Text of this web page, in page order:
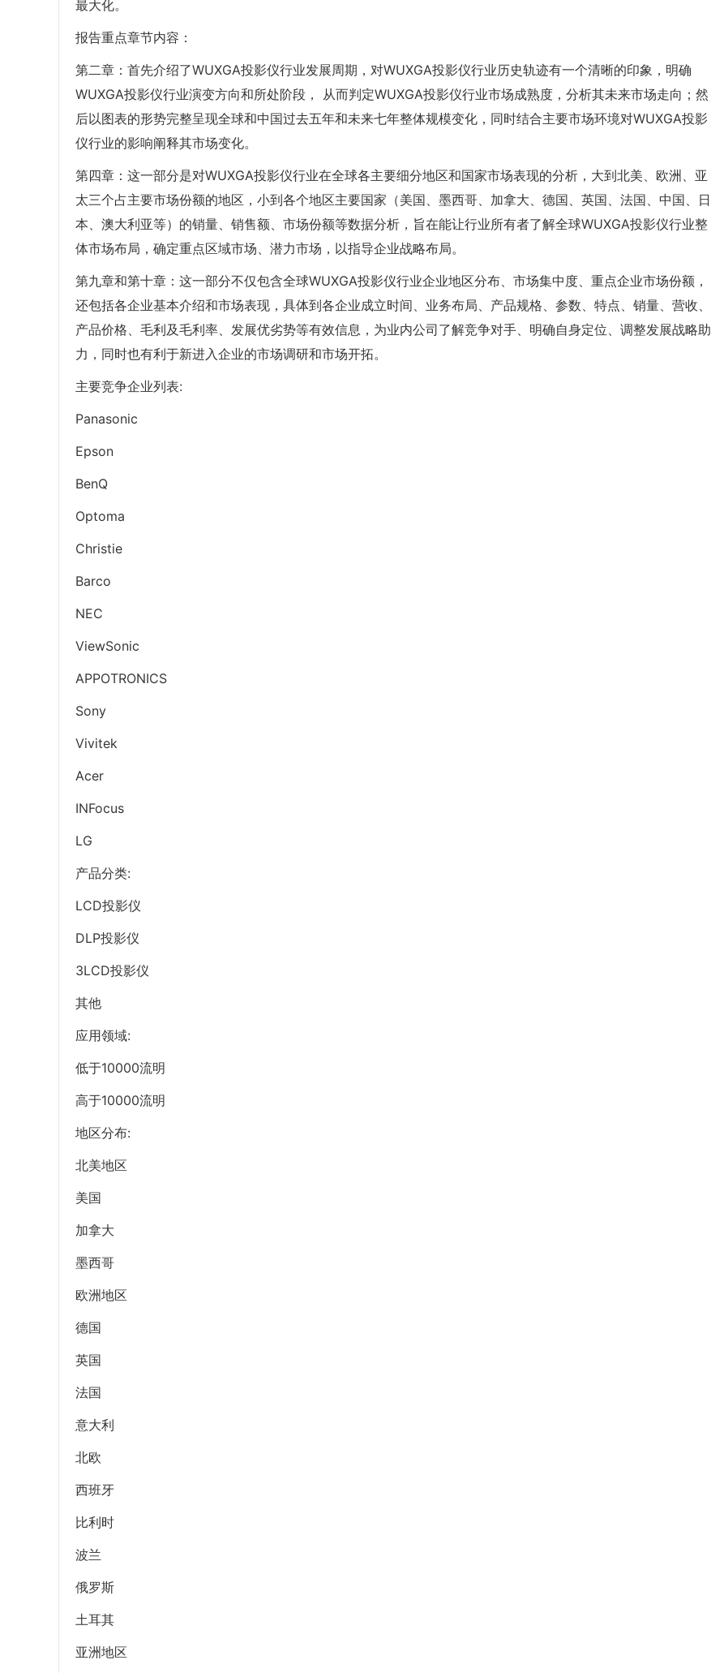
最大化。
报告重点章节内容：
第二章：首先介绍了WUXGA投影仪行业发展周期，对WUXGA投影仪行业历史轨迹有一个清晰的印象，明确
WUXGA投影仪行业演变方向和所处阶段， 从而判定WUXGA投影仪行业市场成熟度，分析其未来市场走向；然
后以图表的形势完整呈现全球和中国过去五年和未来七年整体规模变化，同时结合主要市场环境对WUXGA投影
仪行业的影响阐释其市场变化。
第四章：这一部分是对WUXGA投影仪行业在全球各主要细分地区和国家市场表现的分析，大到北美、欧洲、亚
太三个占主要市场份额的地区，小到各个地区主要国家（美国、墨西哥、加拿大、德国、英国、法国、中国、日
本、澳大利亚等）的销量、销售额、市场份额等数据分析，旨在能让行业所有者了解全球WUXGA投影仪行业整
体市场布局，确定重点区域市场、潜力市场，以指导企业战略布局。
第九章和第十章：这一部分不仅包含全球WUXGA投影仪行业企业地区分布、市场集中度、重点企业市场份额，
还包括各企业基本介绍和市场表现，具体到各企业成立时间、业务布局、产品规格、参数、特点、销量、营收、
产品价格、毛利及毛利率、发展优劣势等有效信息，为业内公司了解竞争对手、明确自身定位、调整发展战略助
力，同时也有利于新进入企业的市场调研和市场开拓。
主要竞争企业列表:
Panasonic
Epson
BenQ
Optoma
Christie
Barco
NEC
ViewSonic
APPOTRONICS
Sony
Vivitek
Acer
INFocus
LG
产品分类:
LCD投影仪
DLP投影仪
3LCD投影仪
其他
应用领域:
低于10000流明
高于10000流明
地区分布:
北美地区
美国
加拿大
墨西哥
欧洲地区
德国
英国
法国
意大利
北欧
西班牙
比利时
波兰
俄罗斯
土耳其
亚洲地区